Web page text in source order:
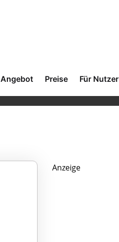
Angebot Preise Für Nutzer
Anzeige